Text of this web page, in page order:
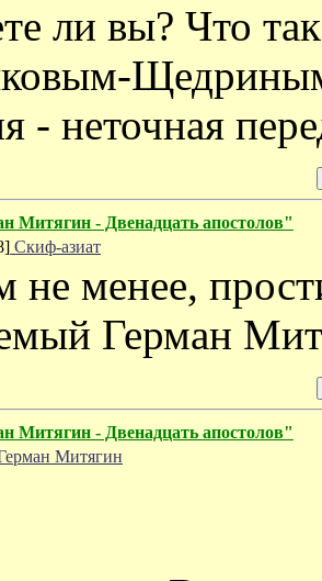
ли вы? Что
- неточная
Митягин - Двенадцать апостолов"
Скиф-азиат
не менее,
Герман
Митягин - Двенадцать апостолов"
Митягин